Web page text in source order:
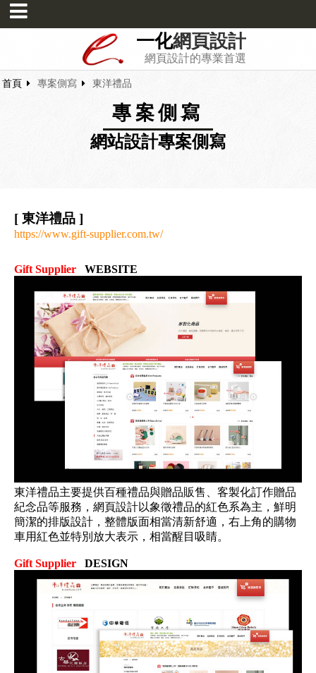
一化網頁設計
網頁設計的專業首選
首頁 專案側寫 東洋禮品
專案側寫
網站設計專案側寫
[ 東洋禮品 ]
https://www.gift-supplier.com.tw/
Gift Supplier WEBSITE
東洋禮品主要提供百種禮品與贈品販售、客製化訂作贈品
紀念品等服務，網頁設計以象徵禮品的紅色系為主，鮮明
簡潔的排版設計，整體版面相當清新舒適，右上角的購物
車用紅色並特別放大表示，相當醒目吸睛。
Gift Supplier DESIGN